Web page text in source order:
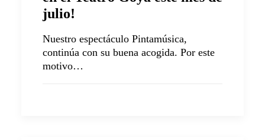
julio!
Nuestro espectáculo Pintamúsica,
continúa con su buena acogida. Por este
motivo…